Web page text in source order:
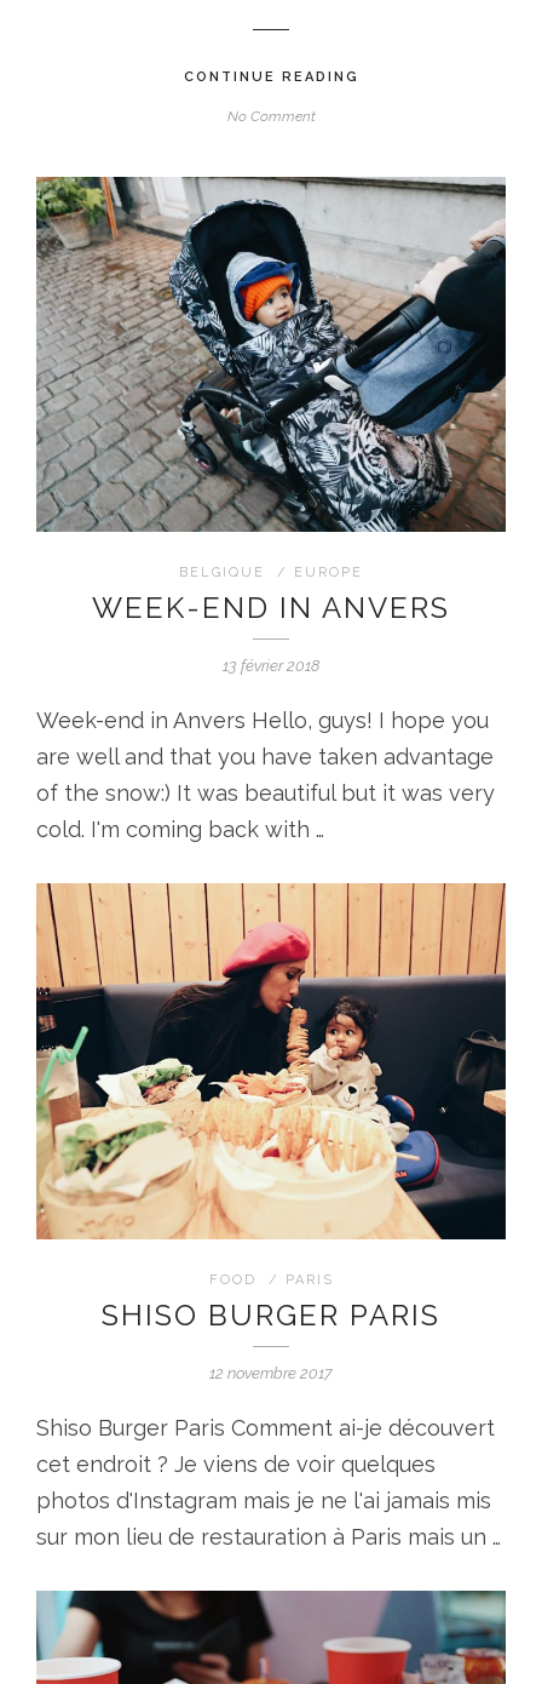
CONTINUE READING
No Comment
BELGIQUE / EUROPE
WEEK-END IN ANVERS
13 février 2018
Week-end in Anvers Hello, guys! I hope you
are well and that you have taken advantage
of the snow:) It was beautiful but it was very
cold. I'm coming back with …
FOOD / PARIS
SHISO BURGER PARIS
12 novembre 2017
Shiso Burger Paris Comment ai-je découvert
cet endroit ? Je viens de voir quelques
photos d'Instagram mais je ne l'ai jamais mis
sur mon lieu de restauration à Paris mais un …